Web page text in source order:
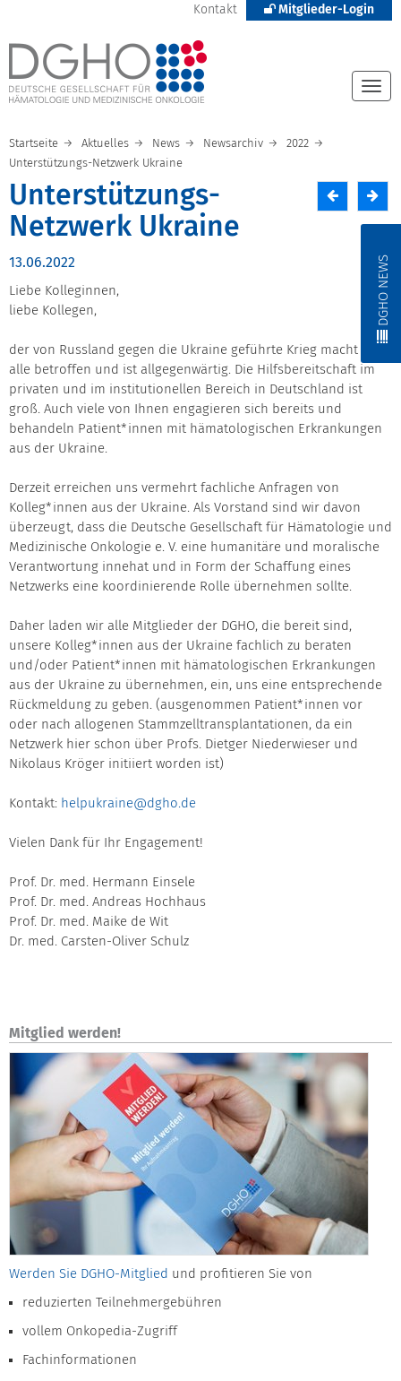
Kontakt Mitglieder-Login
DGHO NEWS
Startseite Aktuelles News Newsarchiv
2022
Unterstützungs-Netzwerk Ukraine
Unterstützungs-
Netzwerk Ukraine
13.06.2022
Liebe Kolleginnen,
liebe Kollegen,
der von Russland gegen die Ukraine geführte Krieg macht uns
alle betroffen und ist allgegenwärtig. Die Hilfsbereitschaft im
privaten und im institutionellen Bereich in Deutschland ist
groß. Auch viele von Ihnen engagieren sich bereits und
behandeln Patient*innen mit hämatologischen Erkrankungen
aus der Ukraine.
Derzeit erreichen uns vermehrt fachliche Anfragen von
Kolleg*innen aus der Ukraine. Als Vorstand sind wir davon
überzeugt, dass die Deutsche Gesellschaft für Hämatologie und
Medizinische Onkologie e. V. eine humanitäre und moralische
Verantwortung innehat und in Form der Schaffung eines
Netzwerks eine koordinierende Rolle übernehmen sollte.
Daher laden wir alle Mitglieder der DGHO, die bereit sind,
unsere Kolleg*innen aus der Ukraine fachlich zu beraten
und/oder Patient*innen mit hämatologischen Erkrankungen
aus der Ukraine zu übernehmen, ein, uns eine entsprechende
Rückmeldung zu geben. (ausgenommen Patient*innen vor
oder nach allogenen Stammzelltransplantationen, da ein
Netzwerk hier schon über Profs. Dietger Niederwieser und
Nikolaus Kröger initiiert worden ist)
Kontakt: helpukraine@dgho.de
Vielen Dank für Ihr Engagement!
Prof. Dr. med. Hermann Einsele
Prof. Dr. med. Andreas Hochhaus
Prof. Dr. med. Maike de Wit
Dr. med. Carsten-Oliver Schulz
Mitglied werden!
Werden Sie DGHO-Mitglied und profitieren Sie von
reduzierten Teilnehmergebühren
vollem Onkopedia-Zugriff
Fachinformationen